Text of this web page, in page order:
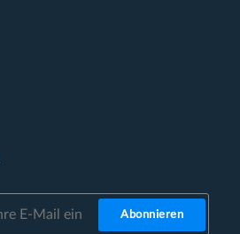
Abonnieren